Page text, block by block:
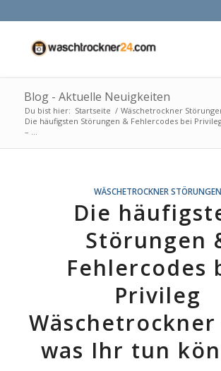
Blog - Aktuelle Neuigkeiten
Du bist hier: Startseite / Wäschetrockner
Die häufigsten Störungen & Fehlercodes bei
– ...
WÄSCHETROCKNER STÖRUNGEN
Die
Störungen
Fehlercodes
Privileg
Wäschetrockner
was Ihr tun